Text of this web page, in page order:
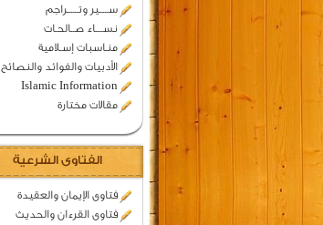
ســـــير وتــــــراجم
نســــاء صــالحـات
منـاسبات إسـلامية
الأدبيات والفوائد والنصائح
Islamic Information
مقالات مختارة
الفتاوى الشرعية
فتاوى الإيمان والعقيدة
فتاوى القرءان والحديث